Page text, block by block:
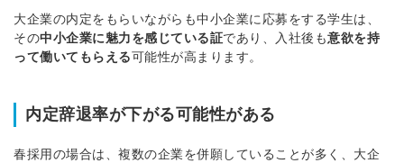
大企業の内定をもらいながらも中小企業に応募をする学生は、
その中小企業に魅力を感じている証であり、入社後も意欲を持
って働いて もらえる可能性が高まります。
内定辞退率が下がる可能性がある
春採用の場合は、複数の企業を併願していることが多く、大企
ートが届く
採用に役立つ記事・資料が届く
メールアドレス